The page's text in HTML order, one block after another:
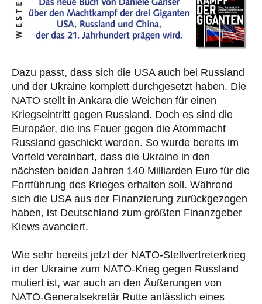
Dazu passt, dass sich die USA auch bei Russland
und der Ukraine komplett durchgesetzt haben. Die
NATO stellt in Ankara die Weichen für einen
Kriegseintritt gegen Russland. Doch es sind die
Europäer, die ins Feuer gegen die Atommacht
Russland geschickt werden. So wurde bereits im
Vorfeld vereinbart, dass die Ukraine in den
nächsten beiden Jahren 140 Milliarden Euro für die
Fortführung des Krieges erhalten soll. Während
sich die USA aus der Finanzierung zurückgezogen
haben, ist Deutschland zum größten Finanzgeber
Kiews avanciert.
Wie sehr bereits jetzt der NATO-Stellvertreterkrieg
in der Ukraine zum NATO-Krieg gegen Russland
mutiert ist, war auch an den Äußerungen von
NATO-Generalsekretär Rutte anlässlich eines